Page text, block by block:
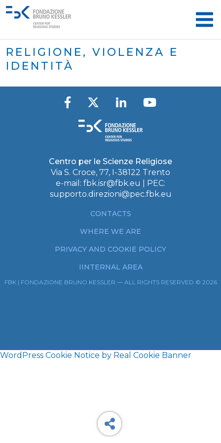
RELIGIONE, VIOLENZA E
IDENTITÀ
Centro per le Scienze Religiose
Via S. Croce, 77, I-38122 Trento
e-mail: fbk.isr@fbk.eu
| PEC:
supporto.direzioni@pec.fbk.eu
CONTACTS
WHERE WE ARE
PRIVACY AND COOKIE POLICY
IINTERNAL AREA
FBK | FONDAZIONE BRUNO KESSLER — ALL RIGHTS RESERVED © 2026
WordPress Cookie Notice by Real Cookie Banner